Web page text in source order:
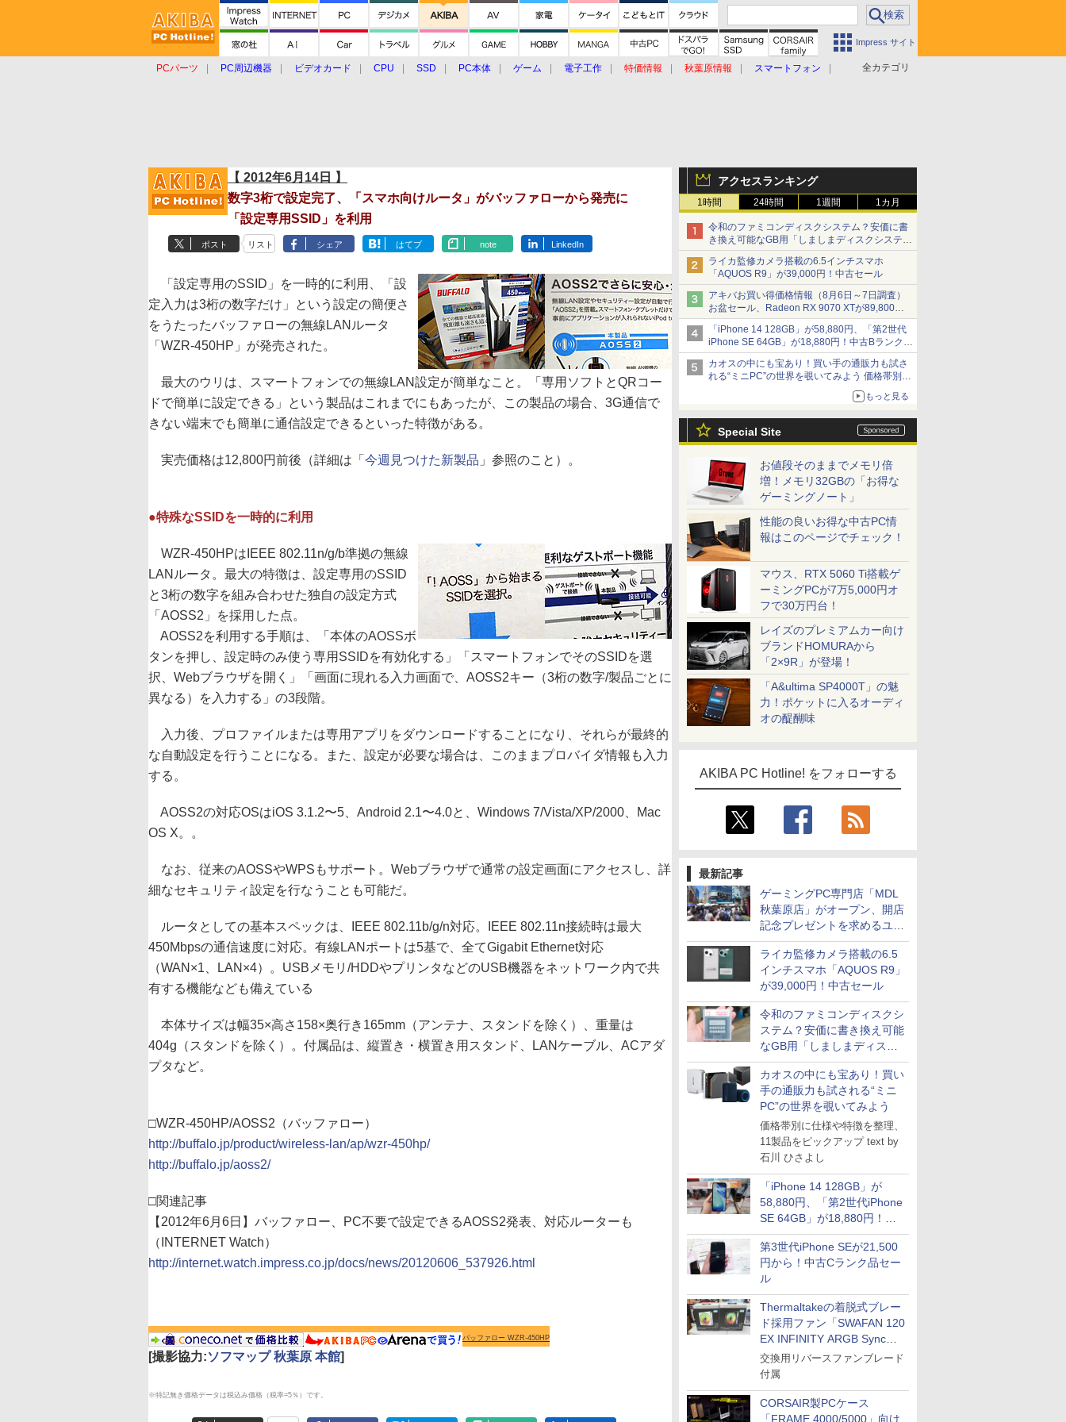
Impress サイト
全カテゴリ
PCパーツ PC周辺機器 ビデオカード CPU SSD PC本体 ゲーム 電子工作 特価情報 秋葉原情報
スマートフォン
アクセスランキング
1時間 24時間 1週間 1カ月
令和のファミコンディスクシステム？安価に書
き換え可能なGB用「しましまディスクシステ
ム」
ライカ監修カメラ搭載の6.5インチスマホ
「AQUOS R9」が39,000円！中古セール
アキバお買い得価格情報（8月6日～7日調査）
お盆セール、Radeon RX 9070 XTが89,800
円、水平周波数24.8kHz対応の17型モニターが
9,801円、暑さ指数連動セール ほか
「iPhone 14 128GB」が58,880円、「第2世代
iPhone SE 64GB」が18,880円！中古Bランク品
セール
カオスの中にも宝あり！買い手の通販力も試さ
れる“ミニPC”の世界を覗いてみよう 価格帯別に
仕様や特徴を整理、11製品をピックアップ text
もっと見る
Special Site
お値段そのままでメモリ倍
増！メモリ32GBの「お得な
ゲーミングノート」
性能の良いお得な中古PC情
報はこのページでチェック！
マウス、RTX 5060 Ti搭載ゲ
ーミングPCが7万5,000円オ
フで30万円台！
レイズのプレミアムカー向け
ブランドHOMURAから
「2×9R」が登場！
「A&ultima SP4000T」の魅
力！ポケットに入るオーディ
オの醍醐味
AKIBA PC Hotline! をフォローする
最新記事
ゲーミングPC専門店「MDL
秋葉原店」がオープン、開店
記念プレゼントを求めるユー
ザーが押し寄せ長蛇の列に
ライカ監修カメラ搭載の6.5
インチスマホ「AQUOS R9」
が39,000円！中古セール
令和のファミコンディスクシ
ステム？安価に書き換え可能
なGB用「しましまディスク
システム」
カオスの中にも宝あり！買い
手の通販力も試される“ミニ
PC”の世界を覗いてみよう
価格帯別に仕様や特徴を整理、
11製品をピックアップ text by
石川 ひさよし
「iPhone 14 128GB」が
58,880円、「第2世代iPhone
SE 64GB」が18,880円！中
古Bランク品セール
第3世代iPhone SEが21,500
円から！中古Cランク品セー
ル
Thermaltakeの着脱式ブレー
ド採用ファン「SWAFAN 120
EX INFINITY ARGB Sync」
に単品パッケージ
交換用リバースファンブレード
付属
CORSAIR製PCケース
「FRAME 4000/5000」向け
【 2012年6月14日 】
数字3桁で設定完了、「スマホ向けルータ」がバッファローから発売に
「設定専用SSID」を利用
ポスト リスト シェア はてブ note LinkedIn
「設定専用のSSID」を一時的に利用、「設
定入力は3桁の数字だけ」という設定の簡便さ
をうたったバッファローの無線LANルータ
「WZR-450HP」が発売された。
最大のウリは、スマートフォンでの無線LAN設定が簡単なこと。「専用ソフトとQRコー
ドで簡単に設定できる」という製品はこれまでにもあったが、この製品の場合、3G通信で
きない端末でも簡単に通信設定できるといった特徴がある。
実売価格は12,800円前後（詳細は「 今週見つけた新製品 」参照のこと）。
●特殊なSSIDを一時的に利用
WZR-450HPはIEEE 802.11n/g/b準拠の無線
LANルータ。最大の特徴は、設定専用のSSID
と3桁の数字を組み合わせた独自の設定方式
「AOSS2」を採用した点。
AOSS2を利用する手順は、「本体のAOSSボ
タンを押し、設定時のみ使う専用SSIDを有効化する」「スマートフォンでそのSSIDを選
択、Webブラウザを開く」「画面に現れる入力画面で、AOSS2キー（3桁の数字/製品ごとに
異なる）を入力する」の3段階。
入力後、プロファイルまたは専用アプリをダウンロードすることになり、それらが最終的
な自動設定を行うことになる。また、設定が必要な場合は、このままプロバイダ情報も入力
する。
AOSS2の対応OSはiOS 3.1.2〜5、Android 2.1〜4.0と、Windows 7/Vista/XP/2000、Mac
OS X。。
なお、従来のAOSSやWPSもサポート。Webブラウザで通常の設定画面にアクセスし、詳
細なセキュリティ設定を行なうことも可能だ。
ルータとしての基本スペックは、IEEE 802.11b/g/n対応。IEEE 802.11n接続時は最大
450Mbpsの通信速度に対応。有線LANポートは5基で、全てGigabit Ethernet対応
（WAN×1、LAN×4）。USBメモリ/HDDやプリンタなどのUSB機器をネットワーク内で共
有する機能なども備えている
本体サイズは幅35×高さ158×奥行き165mm（アンテナ、スタンドを除く）、重量は
404g（スタンドを除く）。付属品は、縦置き・横置き用スタンド、LANケーブル、ACアダ
プタなど。
□WZR-450HP/AOSS2（バッファロー）
http://buffalo.jp/product/wireless-lan/ap/wzr-450hp/
http://buffalo.jp/aoss2/
□関連記事
【2012年6月6日】バッファロー、PC不要で設定できるAOSS2発表、対応ルーターも
（INTERNET Watch）
http://internet.watch.impress.co.jp/docs/news/20120606_537926.html
バッファロー WZR-450HP
[撮影協力:ソフマップ 秋葉原 本館]
※特記無き価格データは税込み価格（税率=5％）です。